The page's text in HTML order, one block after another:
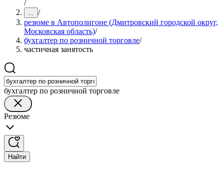
/
... /
резюме в Автополигоне (Дмитровский городской округ,
Московская область)/
бухгалтер по розничной торговле/
частичная занятость
бухгалтер по розничной торговле
Резюме
Найти